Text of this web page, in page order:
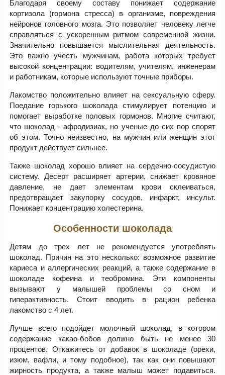
Благодаря своему составу понижает содержание
кортизола (гормона стресса) в организме, повреждения
нейронов головного мозга. Это позволяет человеку легче
справляться с ускоренным ритмом современной жизни.
Значительно повышается мыслительная деятельность.
Это важно учесть мужчинам, работа которых требует
высокой концентрации: водителям, учителям, инженерам
и работникам, которые используют точные приборы.
Лакомство положительно влияет на сексуальную сферу.
Поедание горького шоколада стимулирует потенцию и
помогает выработке половых гормонов. Многие считают,
что шоколад - афродизиак, но ученые до сих пор спорят
об этом. Точно неизвестно, на мужчин или женщин этот
продукт действует сильнее.
Также шоколад хорошо влияет на сердечно-сосудистую
систему. Десерт расширяет артерии, снижает кровяное
давление, не дает элементам крови склеиваться,
предотвращает закупорку сосудов, инфаркт, инсульт.
Понижает концентрацию холестерина.
Особенности шоколада
Детям до трех лет не рекомендуется употреблять
шоколад. Причин на это несколько: возможное развитие
кариеса и аллергических реакций, а также содержание в
шоколаде кофеина и теобромина. Эти компоненты
вызывают у малышей проблемы со сном и
гиперактивность. Стоит вводить в рацион ребенка
лакомство с 4 лет.
Лучше всего подойдет молочный шоколад, в котором
содержание какао-бобов должно быть не менее 30
процентов. Откажитесь от добавок в шоколаде (орехи,
изюм, вафли, и тому подобное), так как они повышают
жирность продукта, а также малыш может подавиться.